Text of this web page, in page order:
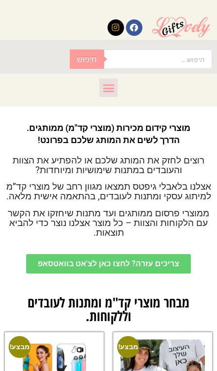
חיפוש
מוצרי קידום מכירות (מוצרי קד"מ) ממותגים.
הדרך לשים את המותג שלכם בפרונט!
רוצים לחזק את המותג שלכם או להפתיע את הצוות
והעובדים במתנות שימושיות ומיוחדות?
אצלנו בלאבלי גיפטס תמצאו מגוון רחב של מוצרי קד”מ
למיתוג עסקי ומתנות לעובדים, בהתאמה אישית מלאה.
ממוצרי פרסום ממותגים ועד מתנות שיחזקו את הקשר
עם הלקוחות והצוות – כל מוצר אצלנו נוצר כדי להביא
תוצאות.
צריכים עזרה? לחצו כאן לצ'אט בוואטסאפ
מבחר מוצרי קד"מ ומתנות לעובדים
וללקוחות.
מבצע! מבצע!